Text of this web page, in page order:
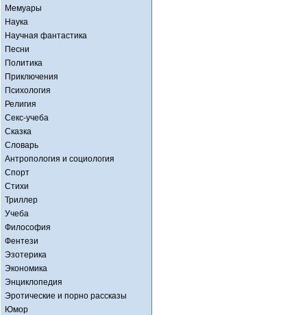
Мемуары
Наука
Научная фантастика
Песни
Политика
Приключения
Психология
Религия
Секс-учеба
Сказка
Словарь
Антропология и социология
Спорт
Стихи
Триллер
Учеба
Философия
Фентези
Эзотерика
Экономика
Энциклопедия
Эротические и порно рассказы
Юмор